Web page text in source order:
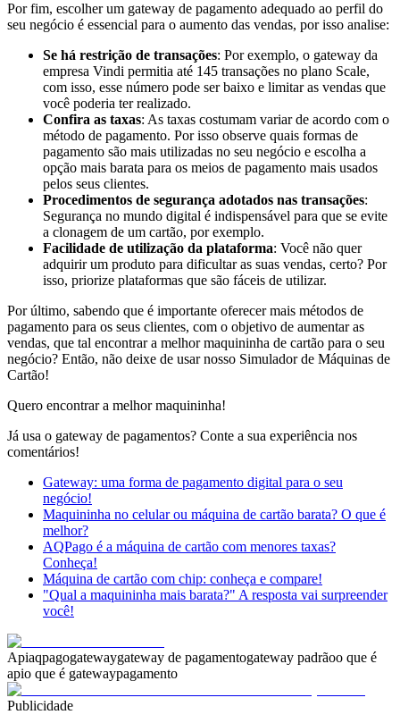
Por fim, escolher um gateway de pagamento adequado ao perfil do
seu negócio é essencial para o aumento das vendas, por isso analise:
Se há restrição de transações: Por exemplo, o gateway da
empresa Vindi permitia até 145 transações no plano Scale,
com isso, esse número pode ser baixo e limitar as vendas que
você poderia ter realizado.
Confira as taxas: As taxas costumam variar de acordo com o
método de pagamento. Por isso observe quais formas de
pagamento são mais utilizadas no seu negócio e escolha a
opção mais barata para os meios de pagamento mais usados
pelos seus clientes.
Procedimentos de segurança adotados nas transações:
Segurança no mundo digital é indispensável para que se evite
a clonagem de um cartão, por exemplo.
Facilidade de utilização da plataforma: Você não quer
adquirir um produto para dificultar as suas vendas, certo? Por
isso, priorize plataformas que são fáceis de utilizar.
Por último, sabendo que é importante oferecer mais métodos de
pagamento para os seus clientes, com o objetivo de aumentar as
vendas, que tal encontrar a melhor maquininha de cartão para o seu
negócio? Então, não deixe de usar nosso Simulador de Máquinas de
Cartão!
Quero encontrar a melhor maquininha!
Já usa o gateway de pagamentos? Conte a sua experiência nos
comentários!
Gateway: uma forma de pagamento digital para o seu
negócio!
Maquininha no celular ou máquina de cartão barata? O que é
melhor?
AQPago é a máquina de cartão com menores taxas?
Conheça!
Máquina de cartão com chip: conheça e compare!
"Qual a maquininha mais barata?" A resposta vai surpreender
você!
Apiaqpagogatewaygateway de pagamentogateway padrãoo que é
apio que é gatewaypagamento
Publicidade